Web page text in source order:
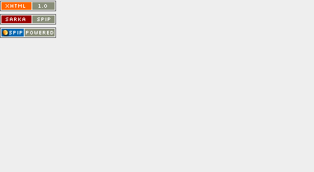
Saint-Nom.
Veuillez consulter le message du
service ci-dessous.
(401 - Invalid API key. Please see
https://openweathermap.org/faq#error401